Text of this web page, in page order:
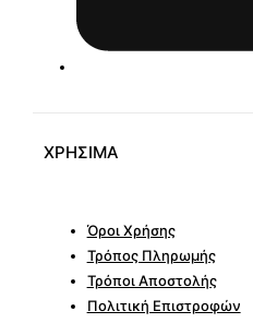
ΧΡΗΣΙΜΑ
Όροι Χρήσης
Τρόπος Πληρωμής
Τρόποι Αποστολής
Πολιτική Επιστροφών